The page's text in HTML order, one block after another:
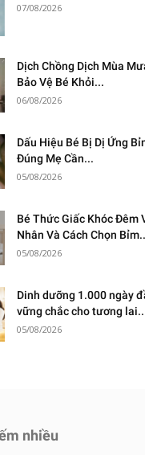
07/08/2026
Dịch Chồng Dịch Mùa
Bảo Vệ Bé Khỏi...
06/08/2026
Dấu Hiệu Bé Bị Dị Ứng
Đúng Mẹ Cần...
05/08/2026
Bé Thức Giấc Khóc Đêm
Nhân Và Cách Chọn
05/08/2026
Dinh dưỡng 1.000 ngày
vững chắc cho tương
05/08/2026
nhiều